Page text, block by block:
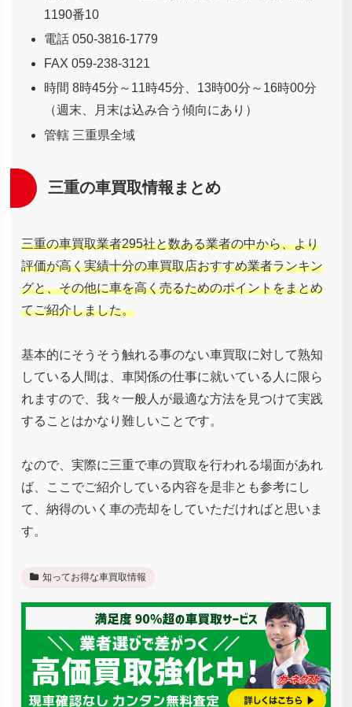
1190番10
電話 050-3816-1779
FAX 059-238-3121
時間 8時45分～11時45分、13時00分～16時00分
（週末、月末は込み合う傾向にあり）
管轄 三重県全域
三重の車買取情報まとめ
三重の車買取業者295社と数ある業者の中から、より
評価が高く実績十分の車買取店おすすめ業者ランキン
グと、その他に車を高く売るためのポイントをまとめ
てご紹介しました。
基本的にそうそう触れる事のない車買取に対して熟知
している人間は、車関係の仕事に就いている人に限ら
れますので、我々一般人が最適な方法を見つけて実践
することはかなり難しいことです。
なので、実際に三重で車の買取を行われる場面があれ
ば、ここでご紹介している内容を是非とも参考にし
て、納得のいく車の売却をしていただければと思いま
す。
知ってお得な車買取情報